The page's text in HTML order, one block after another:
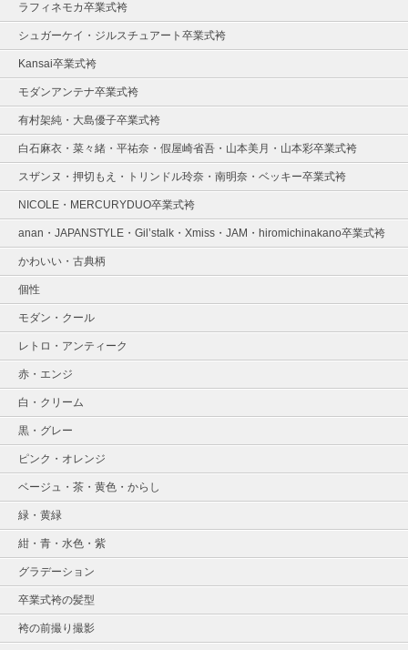
ラフィネモカ卒業式袴
シュガーケイ・ジルスチュアート卒業式袴
Kansai卒業式袴
モダンアンテナ卒業式袴
有村架純・大島優子卒業式袴
白石麻衣・菜々緒・平祐奈・假屋崎省吾・山本美月・山本彩卒業式袴
スザンヌ・押切もえ・トリンドル玲奈・南明奈・ベッキー卒業式袴
NICOLE・MERCURYDUO卒業式袴
anan・JAPANSTYLE・Gil’stalk・Xmiss・JAM・hiromichinakano卒業式袴
かわいい・古典柄
個性
モダン・クール
レトロ・アンティーク
赤・エンジ
白・クリーム
黒・グレー
ピンク・オレンジ
ベージュ・茶・黄色・からし
緑・黄緑
紺・青・水色・紫
グラデーション
卒業式袴の髪型
袴の前撮り撮影